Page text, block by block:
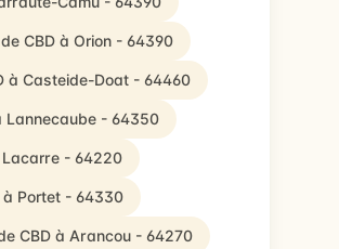
CBD à Orion - 64390
à Casteide-Doat - 64460
Lannecaube - 64350
Lacarre - 64220
à Portet - 64330
CBD à Arancou - 64270